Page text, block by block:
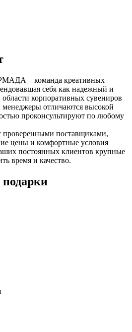
– команда креативных
себя как надежный и
корпоративных сувениров
отличаются высокой
проконсультируют по любому
поставщиками,
цены и комфортные условия
постоянных клиентов крупные
время и качество.